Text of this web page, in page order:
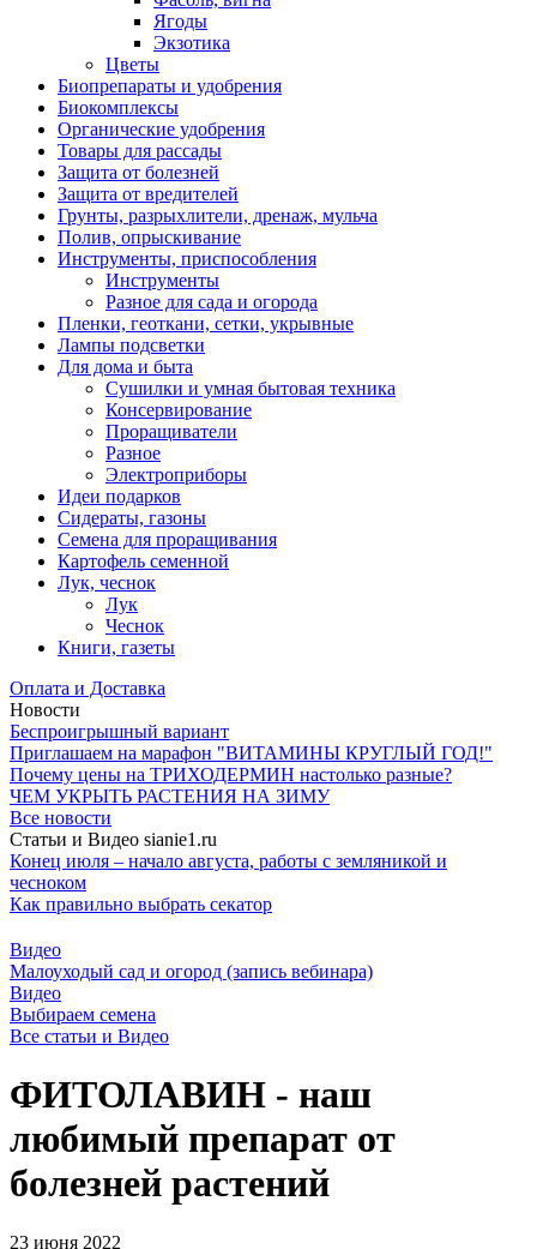
Ягоды
Экзотика
Цветы
Биопрепараты и удобрения
Биокомплексы
Органические удобрения
Товары для рассады
Защита от болезней
Защита от вредителей
Грунты, разрыхлители, дренаж, мульча
Полив, опрыскивание
Инструменты, приспособления
Инструменты
Разное для сада и огорода
Пленки, геоткани, сетки, укрывные
Лампы подсветки
Для дома и быта
Сушилки и умная бытовая техника
Консервирование
Проращиватели
Разное
Электроприборы
Идеи подарков
Сидераты, газоны
Семена для проращивания
Картофель семенной
Лук, чеснок
Лук
Чеснок
Книги, газеты
Оплата и Доставка
Новости
Беспроигрышный вариант
Приглашаем на марафон "ВИТАМИНЫ КРУГЛЫЙ ГОД!"
Почему цены на ТРИХОДЕРМИН настолько разные?
ЧЕМ УКРЫТЬ РАСТЕНИЯ НА ЗИМУ
Все новости
Статьи и Видео sianie1.ru
Конец июля – начало августа, работы с земляникой и
чесноком
Как правильно выбрать секатор
Видео
Малоуходый сад и огород (запись вебинара)
Видео
Выбираем семена
Все cтатьи и Видео
ФИТОЛАВИН - наш
любимый препарат от
болезней растений
23 июня 2022